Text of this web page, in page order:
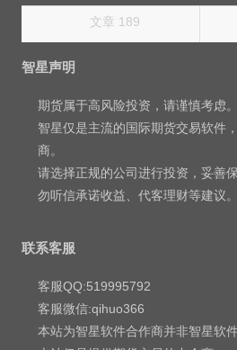
文章 189
智星声明
期货属于高风险投资，请谨慎考虑。
智星仅是主流的国际期货交易软件
商。
请选择正规的公司进行投资，妥善
勿听信承诺收益、代客理财等建议。
联系客服
客服QQ:519995792
客服微信:qihuo366
本站为智星软件合作商并非智星软件